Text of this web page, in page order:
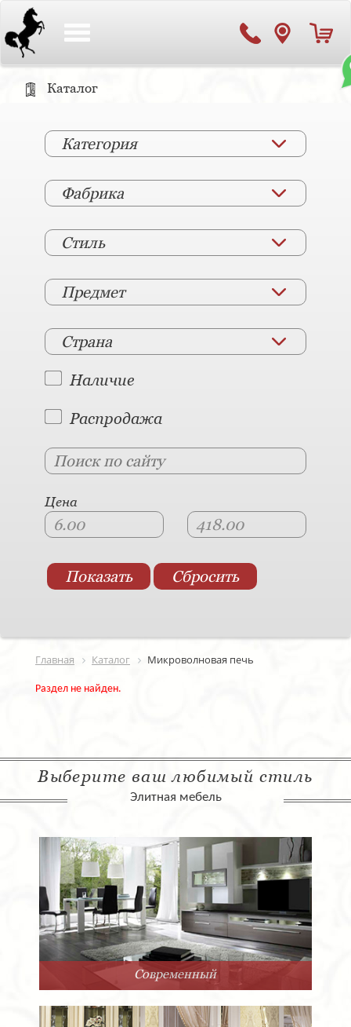
Каталог
Категория
Фабрика
Стиль
Предмет
Страна
Наличие
Распродажа
Цена
Главная Каталог Микроволновая печь
Раздел не найден.
Выберите ваш любимый стиль
Элитная мебель
Современный